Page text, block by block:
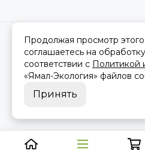
2026 © АРМА-72 - военное
розницу.
Продолжая просмотр
соглашаетесь на
соответствии с Политикой
«Ямал-Экология» файлов
Принять